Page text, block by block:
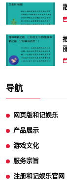
导航
网页版和记娱乐
产品展示
游戏文化
服务宗旨
注册和记娱乐官网